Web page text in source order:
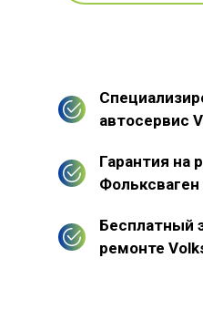
автосервис
Гарантия на
Бесплатный
ремонте